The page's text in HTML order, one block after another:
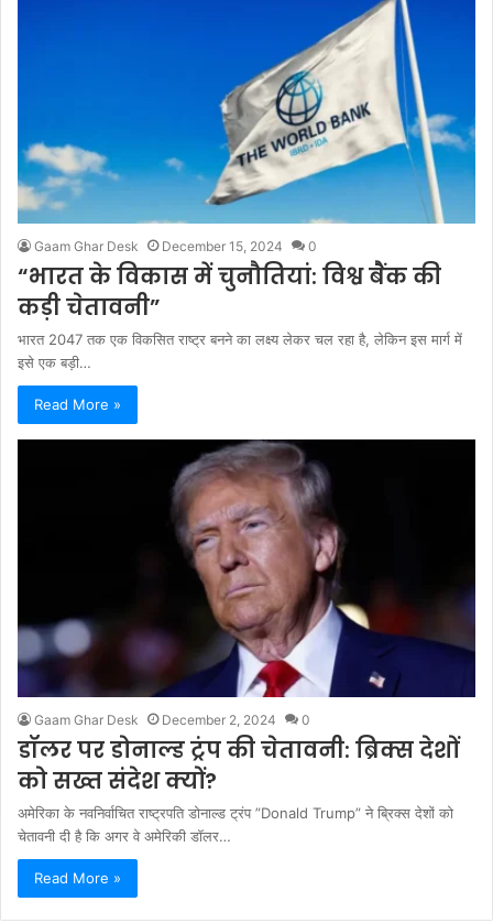
Gaam Ghar Desk December 15, 2024 0
“भारत के विकास में चुनौतियां: विश्व बैंक की
कड़ी चेतावनी”
भारत 2047 तक एक विकसित राष्ट्र बनने का लक्ष्य लेकर चल रहा है, लेकिन इस मार्ग में
इसे एक बड़ी…
Read More »
Gaam Ghar Desk December 2, 2024 0
डॉलर पर डोनाल्ड ट्रंप की चेतावनी: ब्रिक्स देशों
को सख्त संदेश क्यों?
अमेरिका के नवनिर्वाचित राष्ट्रपति डोनाल्ड ट्रंप ”Donald Trump” ने ब्रिक्स देशों को
चेतावनी दी है कि अगर वे अमेरिकी डॉलर…
Read More »